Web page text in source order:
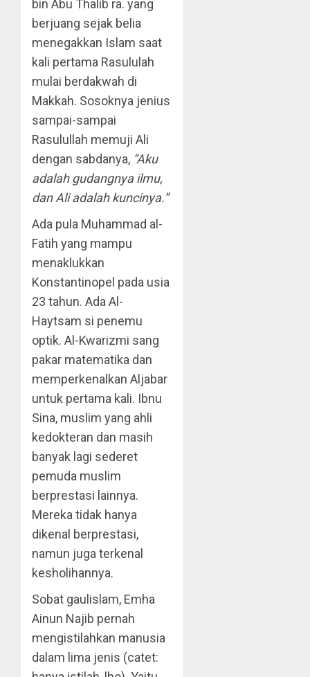
bin Abu Thalib ra. yang
berjuang sejak belia
menegakkan Islam saat
kali pertama Rasululah
mulai berdakwah di
Makkah. Sosoknya jenius
sampai-sampai
Rasulullah memuji Ali
dengan sabdanya, “Aku
adalah gudangnya ilmu,
dan Ali adalah kuncinya.”
Ada pula Muhammad al-
Fatih yang mampu
menaklukkan
Konstantinopel pada usia
23 tahun. Ada Al-
Haytsam si penemu
optik. Al-Kwarizmi sang
pakar matematika dan
memperkenalkan Aljabar
untuk pertama kali. Ibnu
Sina, muslim yang ahli
kedokteran dan masih
banyak lagi sederet
pemuda muslim
berprestasi lainnya.
Mereka tidak hanya
dikenal berprestasi,
namun juga terkenal
kesholihannya.
Sobat gaulislam, Emha
Ainun Najib pernah
mengistilahkan manusia
dalam lima jenis (catet: